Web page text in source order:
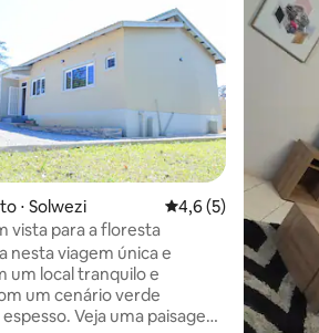
⋅ Solwezi 4,6 de uma
4,6 (5)
vista para a floresta
nesta viagem única e
um local tranquilo e
um cenário verde
Veja uma paisagem